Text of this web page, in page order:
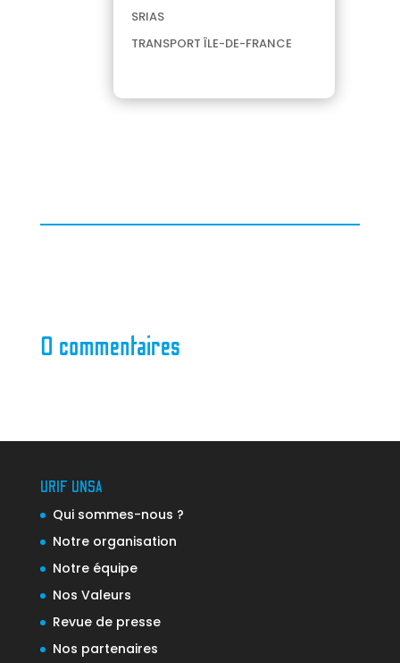
SRIAS
TRANSPORT ÎLE-DE-FRANCE
0 commentaires
URIF UNSA
Qui sommes-nous ?
Notre organisation
Notre équipe
Nos Valeurs
Revue de presse
Nos partenaires